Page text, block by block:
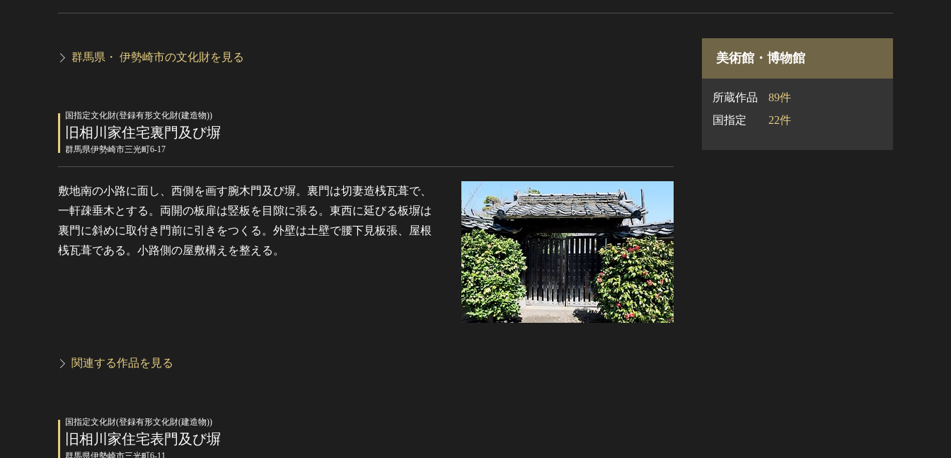
群馬県・ 伊勢崎市の文化財を見る
国指定文化財(登録有形文化財(建造物))
旧相川家住宅裏門及び塀
群馬県伊勢崎市三光町6-17
敷地南の小路に面し、西側を画す腕木門及び塀。裏門は切妻造桟瓦葺で、
一軒疎垂木とする。両開の板扉は竪板を目隙に張る。東西に延びる板塀は
裏門に斜めに取付き門前に引きをつくる。外壁は土壁で腰下見板張、屋根
桟瓦葺である。小路側の屋敷構えを整える。
関連する作品を見る
国指定文化財(登録有形文化財(建造物))
旧相川家住宅表門及び塀
群馬県伊勢崎市三光町6-11
美術館・博物館
所蔵作品
89件
国指定
22件